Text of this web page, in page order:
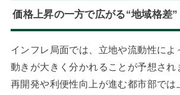
価格上昇の一方で広がる“地域格差”
インフレ局面では、立地や流動性によ
動きが大きく分かれることが予想され
再開発や利便性向上が進む都市部では